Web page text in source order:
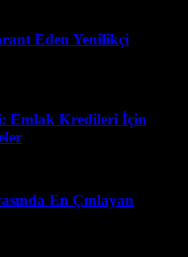
Eden Yenilikçi
Emlak Kredileri İçin
En Çınlayan